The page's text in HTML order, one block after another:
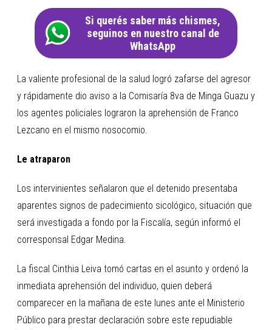
Si querés saber más chismes,
seguinos en nuestro canal de
WhatsApp
La valiente profesional de la salud logró zafarse del agresor
y rápidamente dio aviso a la Comisaría 8va de Minga Guazu y
los agentes policiales lograron la aprehensión de Franco
Lezcano en el mismo nosocomio.
Le atraparon
Los intervinientes señalaron que el detenido presentaba
aparentes signos de padecimiento sicológico, situación que
será investigada a fondo por la Fiscalía, según informó el
corresponsal Edgar Medina.
La fiscal Cinthia Leiva tomó cartas en el asunto y ordenó la
inmediata aprehensión del individuo, quien deberá
comparecer en la mañana de este lunes ante el Ministerio
Público para prestar declaración sobre este repudiable